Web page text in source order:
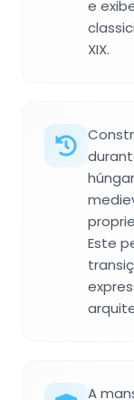
e
XIX.
Este
A